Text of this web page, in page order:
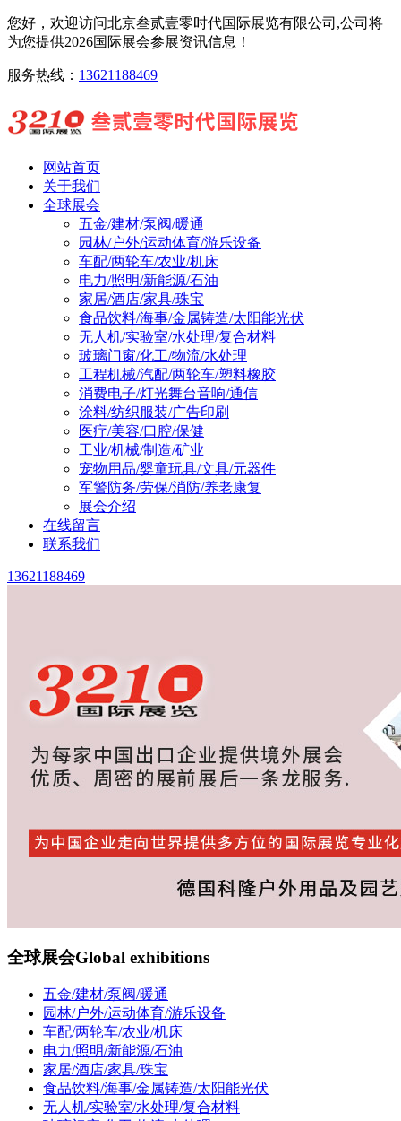
您好，欢迎访问北京叁贰壹零时代国际展览有限公司,公司将
为您提供2026国际展会参展资讯信息！
服务热线： 13621188469
网站首页
关于我们
全球展会
五金/建材/泵阀/暖通
园林/户外/运动体育/游乐设备
车配/两轮车/农业/机床
电力/照明/新能源/石油
家居/酒店/家具/珠宝
食品饮料/海事/金属铸造/太阳能光伏
无人机/实验室/水处理/复合材料
玻璃门窗/化工/物流/水处理
工程机械/汽配/两轮车/塑料橡胶
消费电子/灯光舞台音响/通信
涂料/纺织服装/广告印刷
医疗/美容/口腔/保健
工业/机械/制造/矿业
宠物用品/婴童玩具/文具/元器件
军警防务/劳保/消防/养老康复
展会介绍
在线留言
联系我们
13621188469
全球展会Global exhibitions
五金/建材/泵阀/暖通
园林/户外/运动体育/游乐设备
车配/两轮车/农业/机床
电力/照明/新能源/石油
家居/酒店/家具/珠宝
食品饮料/海事/金属铸造/太阳能光伏
无人机/实验室/水处理/复合材料